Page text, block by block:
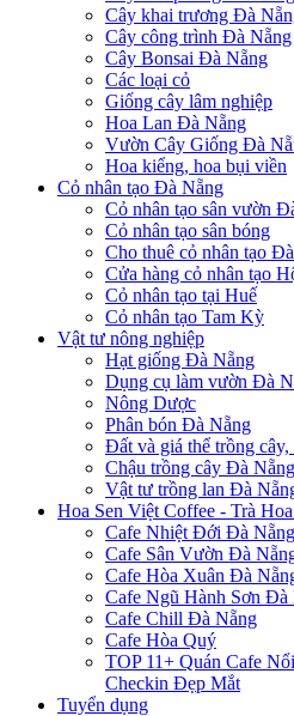
Cây khai trương Đà
Cây công trình Đà Nẵng
Cây Bonsai Đà Nẵng
Các loại cỏ
Giống cây lâm nghiệp
Hoa Lan Đà Nẵng
Vườn Cây Giống Đà
Hoa kiểng, hoa bụi viền
Cỏ nhân tạo Đà Nẵng
Cỏ nhân tạo sân vườn
Cỏ nhân tạo sân bóng
Cho thuê cỏ nhân tạo
Cửa hàng cỏ nhân tạo
Cỏ nhân tạo tại Huế
Cỏ nhân tạo Tam Kỳ
Vật tư nông nghiệp
Hạt giống Đà Nẵng
Dụng cụ làm vườn Đà
Nông Dược
Phân bón Đà Nẵng
Đất và giá thể trồng cây,
Chậu trồng cây Đà Nẵng
Vật tư trồng lan Đà
Hoa Sen Việt Coffee - Trà
Cafe Nhiệt Đới Đà Nẵng
Cafe Sân Vườn Đà
Cafe Hòa Xuân Đà
Cafe Ngũ Hành Sơn Đà
Cafe Chill Đà Nẵng
Cafe Hòa Quý
TOP 11+ Quán Cafe
Checkin Đẹp Mắt
Tuyển dụng